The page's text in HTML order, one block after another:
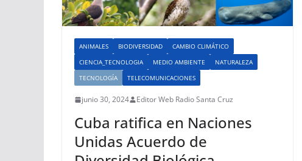
ANIMALES BIODIVERSIDAD
CAMBIO CLIMÁTICO
CIENCIA_TECNOLOGIA
MEDIO AMBIENTE
NATURALEZA
TECNOLOGÍA
TELECOMUNICACIONES
junio 30, 2024 Editor Web Radio Santa Cruz
Cuba ratifica en Naciones
Unidas Acuerdo de